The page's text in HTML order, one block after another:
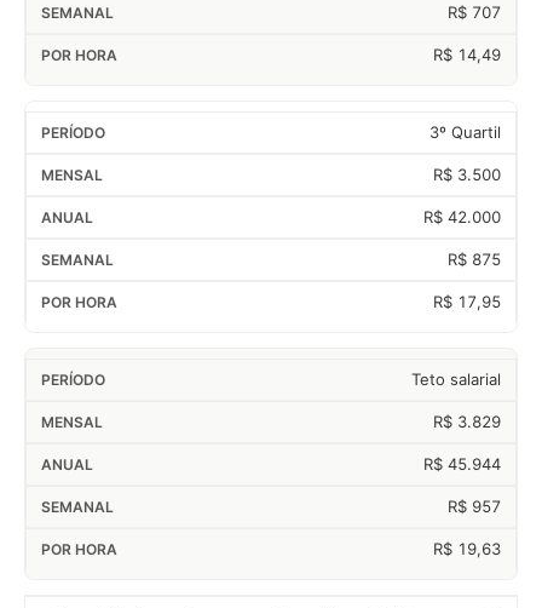
R$ 707
R$ 14,49
3º Quartil
R$ 3.500
R$ 42.000
R$ 875
R$ 17,95
Teto salarial
R$ 3.829
R$ 45.944
R$ 957
R$ 19,63